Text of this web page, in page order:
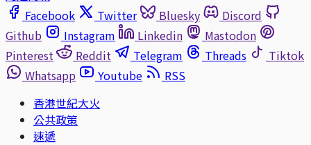
Facebook
Twitter Bluesky
Discord
Github
Instagram Linkedin
Mastodon
Pinterest
Reddit Telegram Threads
Tiktok
Whatsapp
Youtube
RSS
香港世紀大火
公共政策
速遞